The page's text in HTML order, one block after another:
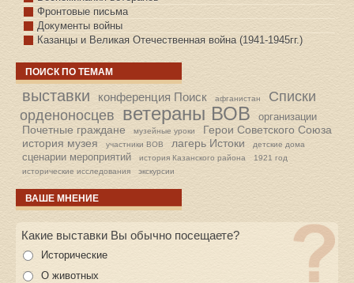
Фронтовые письма
Документы войны
Казанцы и Великая Отечественная война (1941-1945гг.)
ПОИСК ПО ТЕМАМ
выставки конференция Поиск афганистан
Списки
орденоносцев ветераны ВОВ организации
Почетные граждане музейные уроки
Герои Советского Союза
история музея
участники ВОВ лагерь Истоки детские дома
сценарии мероприятий история Казанского района
1921 год
исторические исследования
экскурсии
ВАШЕ МНЕНИЕ
Какие выставки Вы обычно посещаете?
Исторические
О животных